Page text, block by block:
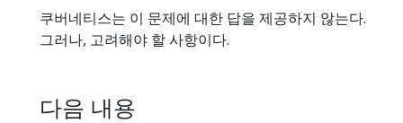
쿠버네티스는 이 문제에 대한 답을 제공하지 않는다.
그러나, 고려해야 할 사항이다.
다음 내용